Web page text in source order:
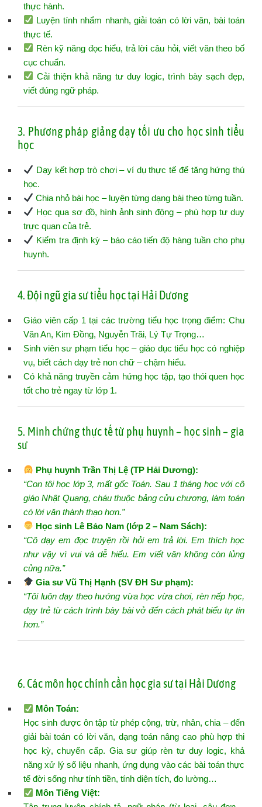
thực hành.
Luyện tính nhẩm nhanh, giải toán có lời văn, bài toán
thực tế.
Rèn kỹ năng đọc hiểu, trả lời câu hỏi, viết văn theo bố
cục chuẩn.
Cải thiện khả năng tư duy logic, trình bày sạch đẹp,
viết đúng ngữ pháp.
3. Phương pháp giảng dạy tối ưu cho học sinh tiểu
học
Dạy kết hợp trò chơi – ví dụ thực tế để tăng hứng thú
học.
Chia nhỏ bài học – luyện từng dạng bài theo từng tuần.
Học qua sơ đồ, hình ảnh sinh động – phù hợp tư duy
trực quan của trẻ.
Kiểm tra định kỳ – báo cáo tiến độ hàng tuần cho phụ
huynh.
4. Đội ngũ gia sư tiểu học tại Hải Dương
Giáo viên cấp 1 tại các trường tiểu học trọng điểm: Chu
Văn An, Kim Đồng, Nguyễn Trãi, Lý Tự Trọng…
Sinh viên sư phạm tiểu học – giáo dục tiểu học có nghiệp
vụ, biết cách dạy trẻ non chữ – chậm hiểu.
Có khả năng truyền cảm hứng học tập, tạo thói quen học
tốt cho trẻ ngay từ lớp 1.
5. Minh chứng thực tế từ phụ huynh – học sinh – gia
sư
Phụ huynh Trần Thị Lệ (TP Hải Dương):
“Con tôi học lớp 3, mất gốc Toán. Sau 1 tháng học với cô
giáo Nhật Quang, cháu thuộc bảng cửu chương, làm toán
có lời văn thành thạo hơn.”
Học sinh Lê Bảo Nam (lớp 2 – Nam Sách):
“Cô dạy em đọc truyện rồi hỏi em trả lời. Em thích học
như vậy vì vui và dễ hiểu. Em viết văn không còn lủng
củng nữa.”
Gia sư Vũ Thị Hạnh (SV ĐH Sư phạm):
“Tôi luôn dạy theo hướng vừa học vừa chơi, rèn nếp học,
dạy trẻ từ cách trình bày bài vở đến cách phát biểu tự tin
hơn.”
6. Các môn học chính cần học gia sư tại Hải Dương
Môn Toán:
Học sinh được ôn tập từ phép cộng, trừ, nhân, chia – đến
giải bài toán có lời văn, dạng toán nâng cao phù hợp thi
học kỳ, chuyển cấp. Gia sư giúp rèn tư duy logic, khả
năng xử lý số liệu nhanh, ứng dụng vào các bài toán thực
tế đời sống như tính tiền, tính diện tích, đo lường…
Môn Tiếng Việt: